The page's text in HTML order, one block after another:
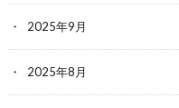
2025年9月
2025年8月